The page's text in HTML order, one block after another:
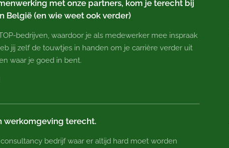
met onze partners, kom je terecht bij
België (en wie weet ook verder)
bedrijven, waardoor je als medewerker mee inspraak
jij zelf de touwtjes in handen om je carrière verder uit
waar je goed in bent.
werkomgeving terecht.
bedrijf waar er altijd hard moet worden